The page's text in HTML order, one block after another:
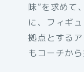
味”を求めて
に、フィギ
拠点とする
もコーチから